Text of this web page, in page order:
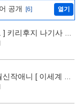
공개 [6] 열기
키리후지 나기사 신
작애니 [ 이세계 전